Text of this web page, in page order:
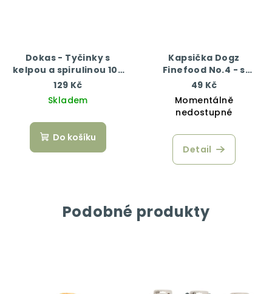
Dokas - Tyčinky s
kelpou a spirulinou 105
g
129 Kč
Skladem
Do košíku
Kapsička Dogz
Finefood No.4 - s
kuřecím a bažantím
masem 100 g
49 Kč
Momentálně
nedostupné
Detail
Podobné produkty